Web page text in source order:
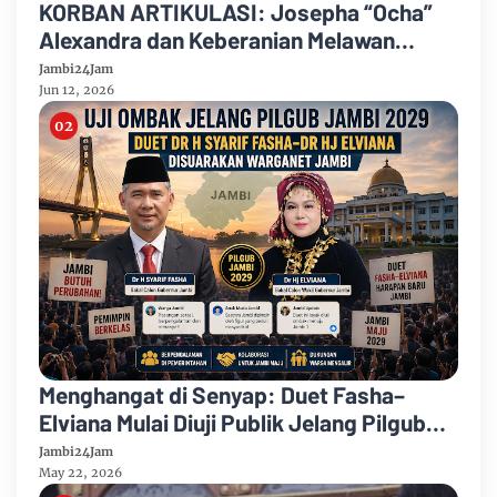
KORBAN ARTIKULASI: Josepha “Ocha”
Alexandra dan Keberanian Melawan
Ketidakadilan di Panggung Nasional
Jambi24Jam
Jun 12, 2026
Menghangat di Senyap: Duet Fasha–
Elviana Mulai Diuji Publik Jelang Pilgub
Jambi 2029
Jambi24Jam
May 22, 2026